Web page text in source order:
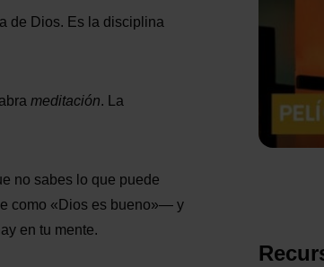
de Dios. Es la disciplina
meditación. La
no sabes lo que puede
como «Dios es bueno»— y
en tu mente.